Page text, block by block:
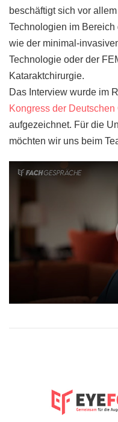
beschäftigt sich vor
Technologien im
wie der minimal-
Technologie oder der
Kataraktchirurgie.
Das Interview wurde im
Kongress der
aufgezeichnet. Für die
möchten wir uns beim